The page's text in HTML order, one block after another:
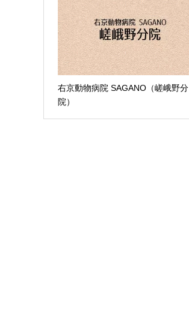
右京動物病院 SAGANO（嵯峨野分
院）